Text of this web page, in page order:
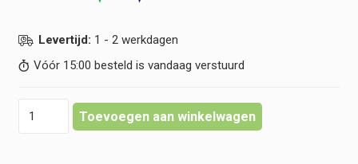
Levertijd: 1 - 2 werkdagen
Vóór 15:00 besteld is vandaag verstuurd
Allyn
Toevoegen aan winkelwagen